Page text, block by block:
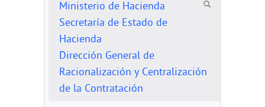
Ministerio de Hacienda
Secretaría de Estado de
Hacienda
Dirección General de
Racionalización y Centralización
de la Contratación